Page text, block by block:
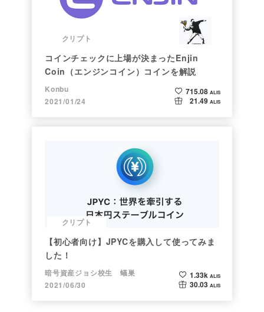
クリプト
コインチェックに上場が決まったEnjin
Coin（エンジンコイン）コインを解説
Konbu
2021/01/24
715.08 ALIS
21.49 ALIS
クリプト
【初心者向け】JPYCを購入して使ってみま
した！
暗号資産ジョシ校生 蟻巣
2021/06/30
1.33k ALIS
30.03 ALIS